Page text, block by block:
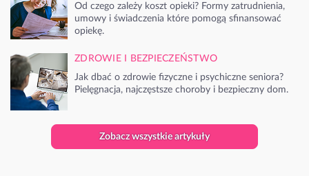
Od czego zależy koszt opieki? Formy zatrudnienia,
umowy i świadczenia które pomogą sfinansować
opiekę.
ZDROWIE I BEZPIECZEŃSTWO
Jak dbać o zdrowie fizyczne i psychiczne seniora?
Pielęgnacja, najczęstsze choroby i bezpieczny dom.
Zobacz wszystkie artykuły